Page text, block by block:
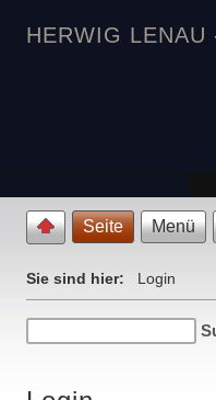
HERWIG LENAU
Seite Menü
Sie sind hier: Login